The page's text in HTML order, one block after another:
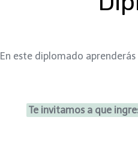
En este diplomado
Te invitamos a que